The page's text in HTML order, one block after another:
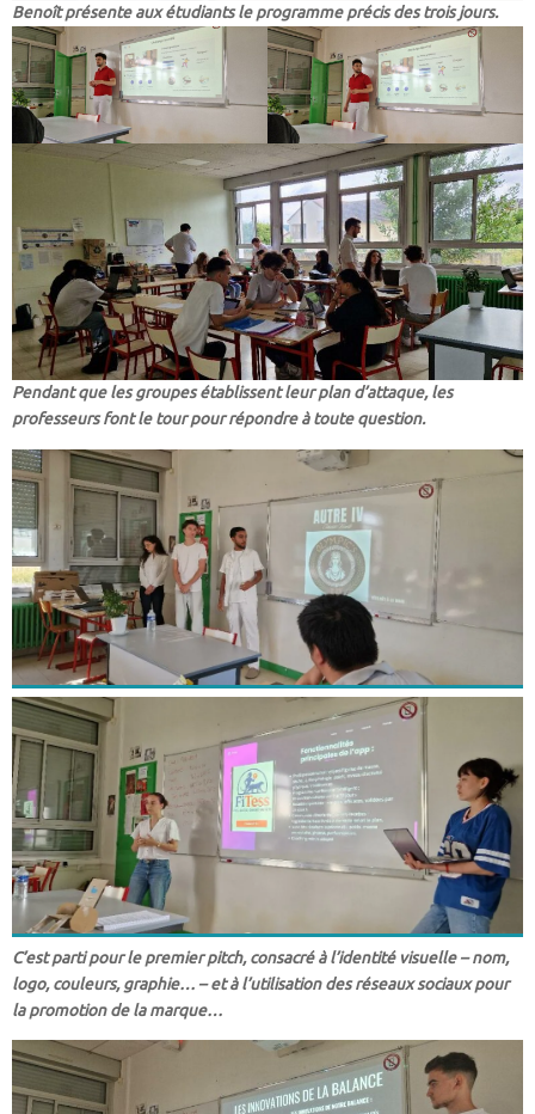
Benoît présente aux étudiants le programme précis des trois jours.
Pendant que les groupes établissent leur plan d’attaque, les
professeurs font le tour pour répondre à toute question.
C’est parti pour le premier pitch, consacré à l’identité visuelle – nom,
logo, couleurs, graphie… – et à l’utilisation des réseaux sociaux pour
la promotion de la marque…